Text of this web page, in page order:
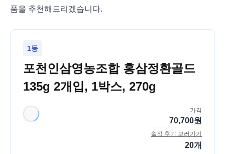
품을 추천해드리겠습니다.
1등
포천인삼영농조합 홍삼정환골드
135g 2개입, 1박스, 270g
가격
70,700원
솔직 후기 보러가기
20개